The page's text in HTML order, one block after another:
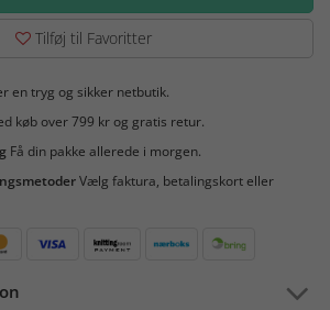
Tilføj til Favoritter
en tryg og sikker netbutik.
køb over 799 kr og gratis retur.
Få din pakke allerede i morgen.
Vælg faktura, betalingskort eller